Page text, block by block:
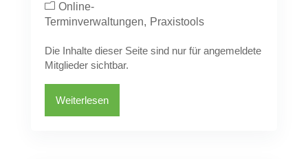
Online-
Terminverwaltungen
Praxistools
Die Inhalte dieser Seite sind nur für angemeldete
Mitglieder sichtbar.
Weiterlesen